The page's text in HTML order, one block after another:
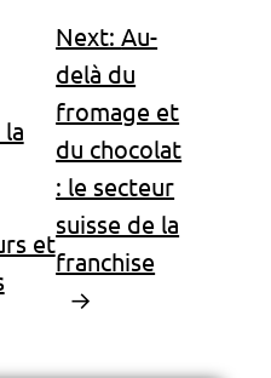
et
Next:Au-
delà du
fromage et
du chocolat
: le secteur
suisse de la
franchise
→